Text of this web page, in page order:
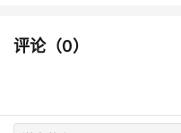
评论（0）